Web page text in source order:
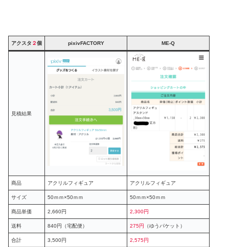
アクスタ ２個 pixivFACTORY ME-Q
見積結果
商品 アクリルフィギュア アクリルフィギュア
サイズ 50ｍｍ×50ｍｍ 50ｍｍ×50ｍｍ
商品単価 2,660円 2,300円
送料 840円（宅配便） 275円 （ゆうパケット）
合計 3,500円 2,575円